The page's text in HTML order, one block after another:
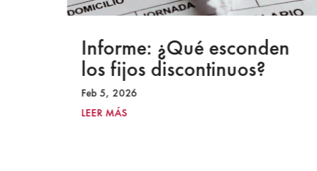
Informe: ¿Qué esconden
los fijos discontinuos?
Feb 5, 2026
LEER MÁS